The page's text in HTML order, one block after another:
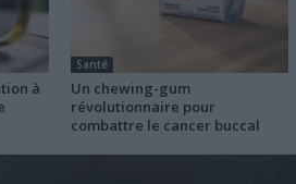
à
Santé
Un chewing-gum
révolutionnaire pour
combattre le cancer buccal